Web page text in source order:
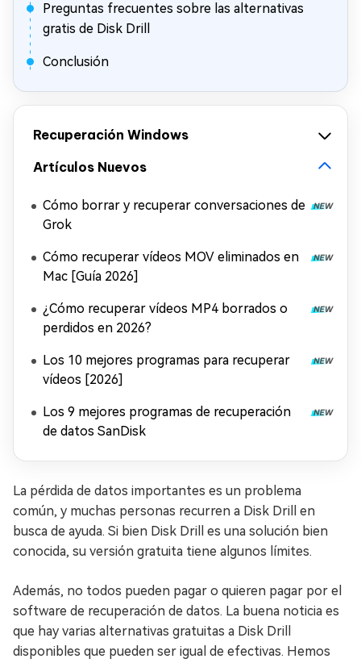
Preguntas frecuentes sobre las alternativas
gratis de Disk Drill
Conclusión
Recuperación Windows
Artículos Nuevos
Cómo borrar y recuperar conversaciones de
Grok
Cómo recuperar vídeos MOV eliminados en
Mac [Guía 2026]
¿Cómo recuperar vídeos MP4 borrados o
perdidos en 2026?
Los 10 mejores programas para recuperar
vídeos [2026]
Los 9 mejores programas de recuperación
de datos SanDisk
La pérdida de datos importantes es un problema
común, y muchas personas recurren a Disk Drill en
busca de ayuda. Si bien Disk Drill es una solución bien
conocida, su versión gratuita tiene algunos límites.
Además, no todos pueden pagar o quieren pagar por el
software de recuperación de datos. La buena noticia es
que hay varias alternativas gratuitas a Disk Drill
disponibles que pueden ser igual de efectivas. Hemos